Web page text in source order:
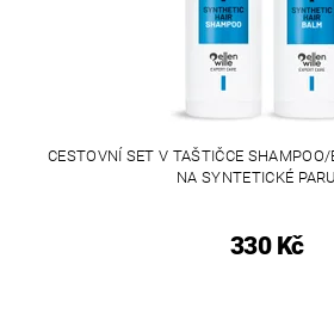
CESTOVNÍ SET V TAŠTIČCE
NA SYNTETICKÉ
330 Kč